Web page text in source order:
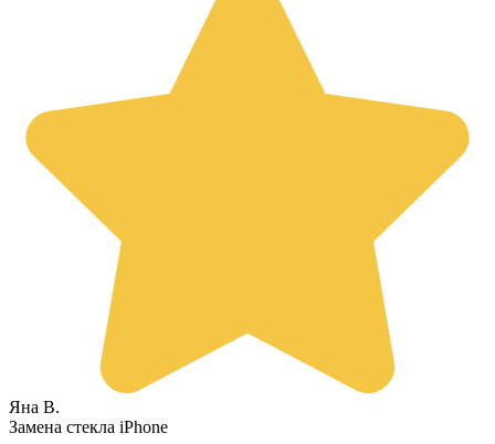
Яна В.
Замена стекла iPhone